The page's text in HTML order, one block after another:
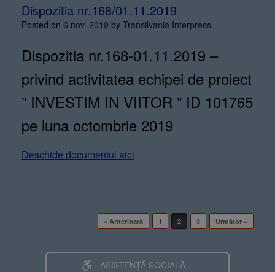
Dispozitia nr.168/01.11.2019
Posted on 6 nov. 2019 by Transilvania Interpress
Dispozitia nr.168-01.11.2019 –
privind activitatea echipei de proiect
” INVESTIM IN VIITOR ” ID 101765
pe luna octombrie 2019
Deschide documentul aici
« Anterioară 1 2 3 Următor »
ASISTENȚĂ SOCIALĂ